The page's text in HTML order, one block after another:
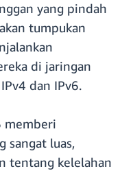
yang pindah
tumpukan
di jaringan
dan IPv6.
memberi
sangat luas,
tentang kelelahan